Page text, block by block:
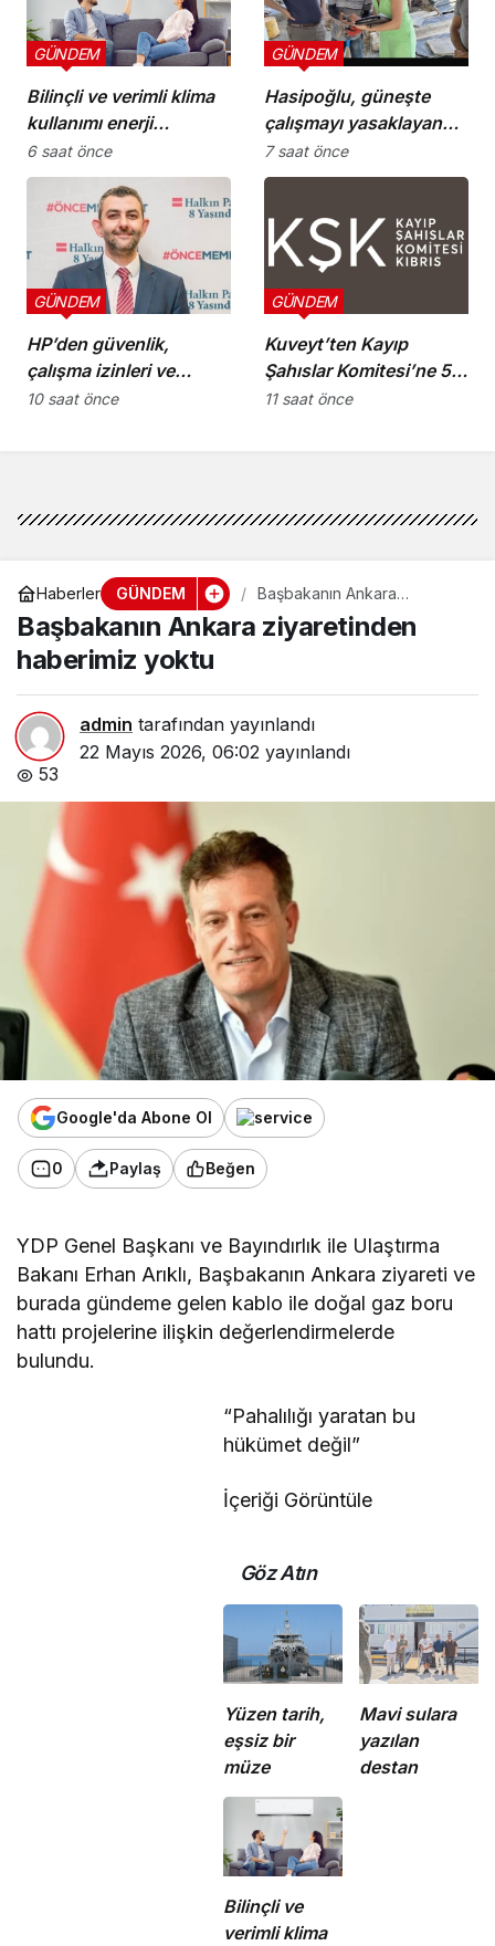
Bilinçli ve verimli klima
kullanımı enerji
tüketimini azaltıyor
GÜNDEM
6 saat önce
Hasipoğlu, güneşte
çalışmayı yasaklayan
kararın uygulanmasını
Yeniboğaziçi’nde
GÜNDEM
7 saat önce
HP’den güvenlik,
çalışma izinleri ve
yurttaşlık
GÜNDEM
10 saat önce
Kuveyt’ten Kayıp
Şahıslar Komitesi’ne 50
bin dolar katkı
GÜNDEM
11 saat önce
Haberler GÜNDEM
Başbakanın Ankara
ziyaretinden haberimiz
yoktu
Başbakanın Ankara ziyaretinden
haberimiz yoktu
admin tarafından yayınlandı
22 Mayıs 2026, 06:02 yayınlandı
53
Google'da Abone Ol
0 Paylaş Beğen
YDP Genel Başkanı ve Bayındırlık ile Ulaştırma
Bakanı Erhan Arıklı, Başbakanın Ankara ziyareti ve
burada gündeme gelen kablo ile doğal gaz boru
hattı projelerine ilişkin değerlendirmelerde
bulundu.
“Pahalılığı yaratan bu
hükümet değil”
İçeriği Görüntüle
Göz Atın
Yüzen tarih,
eşsiz bir
müze
Mavi sulara
yazılan
destan
Bilinçli ve
verimli klima